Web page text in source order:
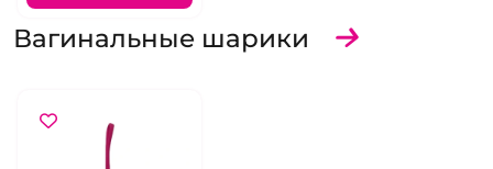
Вагинальные шарики